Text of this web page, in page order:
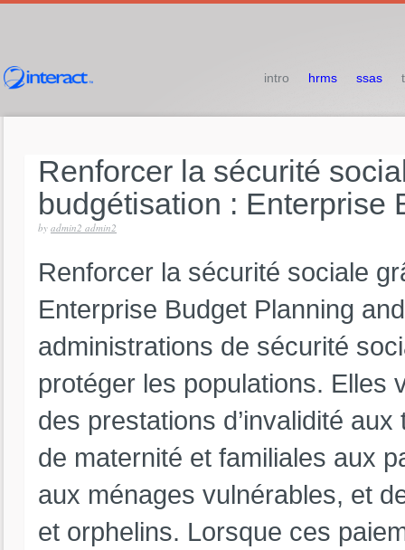
intro hrms ssas
Renforcer la sécurité
budgétisation : Enterprise
by admin2 admin2
Renforcer la sécurité sociale
Enterprise Budget Planning
administrations de sécurité
protéger les populations. Elles
des prestations d’invalidité
de maternité et familiales aux
aux ménages vulnérables, et
et orphelins. Lorsque ces